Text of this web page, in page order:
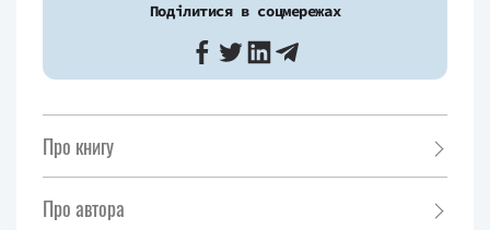
Поділитися в соцмережах
Про книгу
Про автора